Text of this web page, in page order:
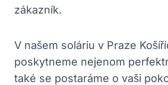
zákazník.
V našem soláriu v Praze
poskytneme nejenom
také se postaráme o vaši